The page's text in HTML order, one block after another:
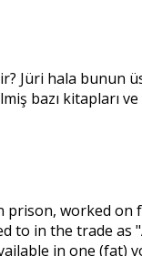
Jüri hala bunun
bazı kitapları
worked on
to in the trade as
in one (fat)